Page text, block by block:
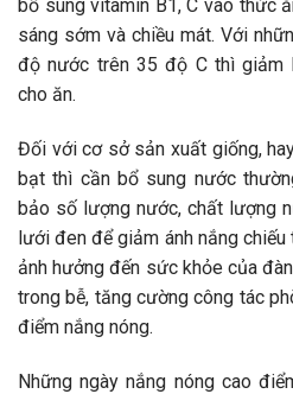
bổ sung vitamin B1, C vào thức
sáng sớm và chiều mát. Với
độ nước trên 35 độ C thì giảm
cho ăn.
Đối với cơ sở sản xuất giống,
bạt thì cần bổ sung nước
bảo số lượng nước, chất lượng
lưới đen để giảm ánh nắng
ảnh hưởng đến sức khỏe của
trong bễ, tăng cường công tác
điểm nắng nóng.
Những ngày nắng nóng cao